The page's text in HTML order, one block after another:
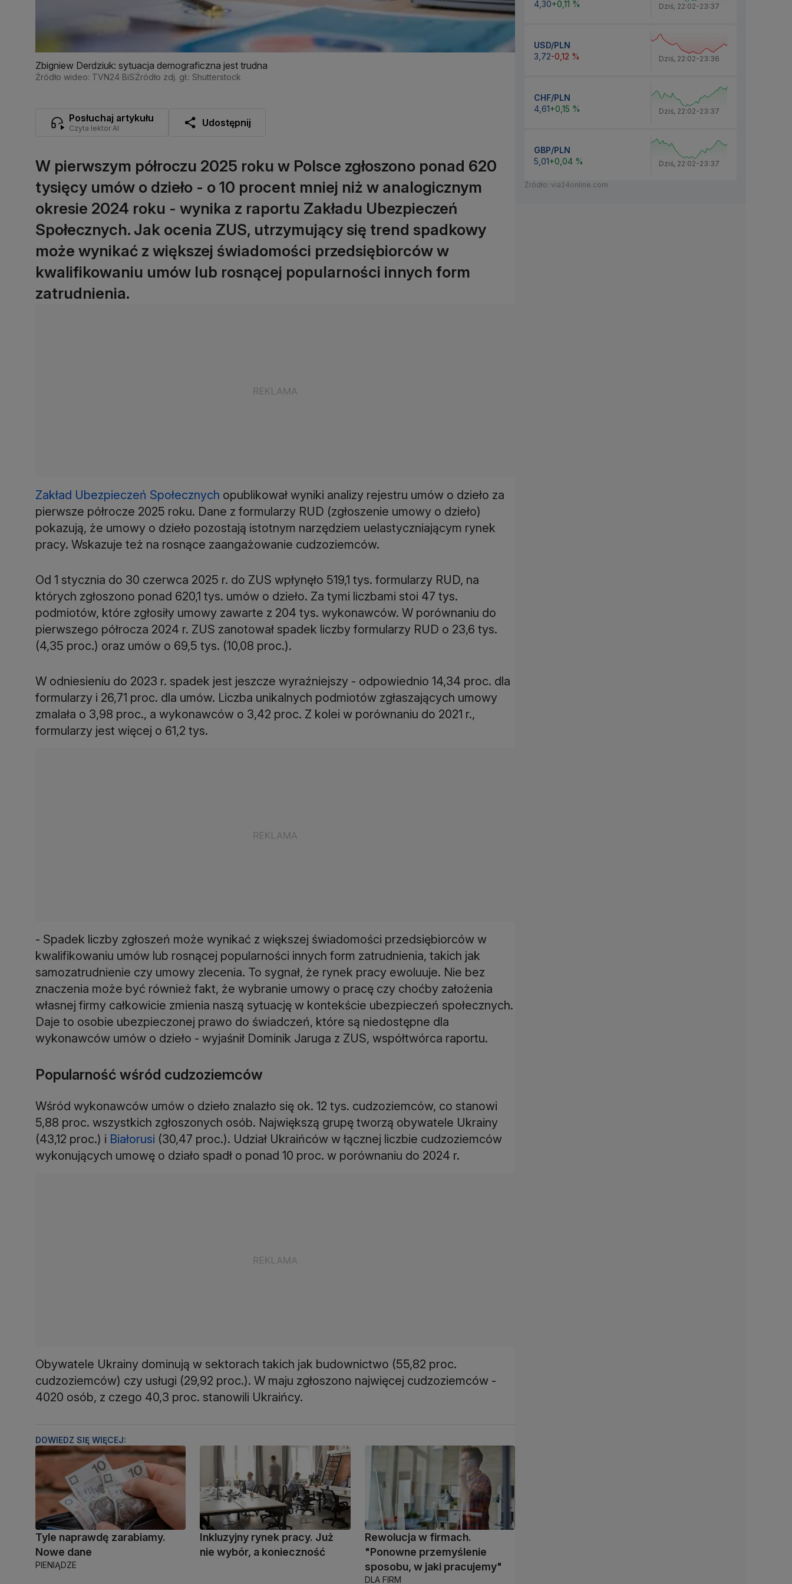
Zbigniew Derdziuk: sytuacja demograficzna jest trudna
Źródło wideo: TVN24 BiSŹródło zdj. gł.: Shutterstock
Posłuchaj artykułu
Czyta lektor AI Udostępnij
W pierwszym półroczu 2025 roku w Polsce zgłoszono ponad 620
tysięcy umów o dzieło - o 10 procent mniej niż w analogicznym
okresie 2024 roku - wynika z raportu Zakładu Ubezpieczeń
Społecznych. Jak ocenia ZUS, utrzymujący się trend spadkowy
może wynikać z większej świadomości przedsiębiorców w
kwalifikowaniu umów lub rosnącej popularności innych form
zatrudnienia.
Zakład Ubezpieczeń Społecznych opublikował wyniki analizy rejestru umów o dzieło za
pierwsze półrocze 2025 roku. Dane z formularzy RUD (zgłoszenie umowy o dzieło)
pokazują, że umowy o dzieło pozostają istotnym narzędziem uelastyczniającym rynek
Od 1 stycznia do 30 czerwca 2025 r. do ZUS wpłynęło 519,1 tys. formularzy RUD, na
których zgłoszono ponad 620,1 tys. umów o dzieło. Za tymi liczbami stoi 47 tys.
podmiotów, które zgłosiły umowy zawarte z 204 tys. wykonawców. W porównaniu do
pierwszego półrocza 2024 r. ZUS zanotował spadek liczby formularzy RUD o 23,6 tys.
W odniesieniu do 2023 r. spadek jest jeszcze wyraźniejszy - odpowiednio 14,34 proc. dla
formularzy i 26,71 proc. dla umów. Liczba unikalnych podmiotów zgłaszających umowy
zmalała o 3,98 proc., a wykonawców o 3,42 proc. Z kolei w porównaniu do 2021 r.,
- Spadek liczby zgłoszeń może wynikać z większej świadomości przedsiębiorców w
kwalifikowaniu umów lub rosnącej popularności innych form zatrudnienia, takich jak
samozatrudnienie czy umowy zlecenia. To sygnał, że rynek pracy ewoluuje. Nie bez
znaczenia może być również fakt, że wybranie umowy o pracę czy choćby założenia
własnej firmy całkowicie zmienia naszą sytuację w kontekście ubezpieczeń społecznych.
Daje to osobie ubezpieczonej prawo do świadczeń, które są niedostępne dla
Popularność wśród cudzoziemców
Wśród wykonawców umów o dzieło znalazło się ok. 12 tys. cudzoziemców, co stanowi
5,88 proc. wszystkich zgłoszonych osób. Największą grupę tworzą obywatele Ukrainy
(43,12 proc.) i Białorusi (30,47 proc.). Udział Ukraińców w łącznej liczbie cudzoziemców
wykonujących umowę o działo spadł o ponad 10 proc. w porównaniu do 2024 r.
Obywatele Ukrainy dominują w sektorach takich jak budownictwo (55,82 proc.
cudzoziemców) czy usługi (29,92 proc.). W maju zgłoszono najwięcej cudzoziemców -
4020 osób, z czego 40,3 proc. stanowili Ukraińcy.
DOWIEDZ SIĘ WIĘCEJ:
Tyle naprawdę zarabiamy.
Nowe dane
PIENIĄDZE
Inkluzyjny rynek pracy. Już
nie wybór, a konieczność
Rewolucja w firmach.
"Ponowne przemyślenie
sposobu, w jaki pracujemy"
DLA FIRM
4,30+0,11 % Dziś, 22:02-23:37
USD/PLN
3,72-0,12 % Dziś, 22:02-23:36
CHF/PLN
4,61+0,15 % Dziś, 22:02-23:37
GBP/PLN
5,01+0,04 % Dziś, 22:02-23:37
Źródło: via24online.com